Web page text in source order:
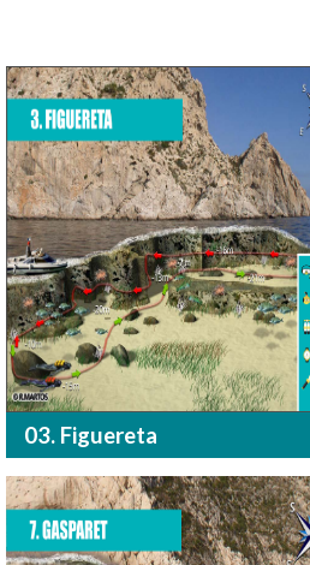
03. Figuereta